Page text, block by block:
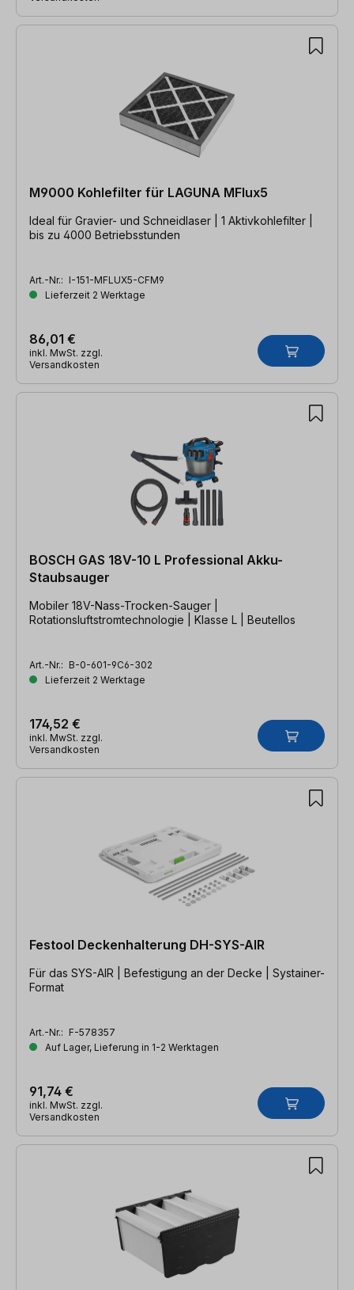
M9000 Kohlefilter für LAGUNA MFlux5
Ideal für Gravier- und Schneidlaser | 1 Aktivkohlefilter |
bis zu 4000 Betriebsstunden
Art.-Nr.: I-151-MFLUX5-CFM9
Lieferzeit 2 Werktage
86,01 €
inkl. MwSt. zzgl.
Versandkosten
BOSCH GAS 18V-10 L Professional Akku-
Staubsauger
Mobiler 18V-Nass-Trocken-Sauger |
Rotationsluftstromtechnologie | Klasse L | Beutellos
Art.-Nr.: B-0-601-9C6-302
Lieferzeit 2 Werktage
174,52 €
inkl. MwSt. zzgl.
Versandkosten
Festool Deckenhalterung DH-SYS-AIR
Für das SYS-AIR | Befestigung an der Decke | Systainer-
Format
Art.-Nr.: F-578357
Auf Lager, Lieferung in 1-2 Werktagen
91,74 €
inkl. MwSt. zzgl.
Versandkosten